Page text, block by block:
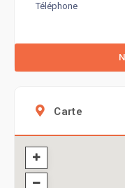
Téléphone
Carte